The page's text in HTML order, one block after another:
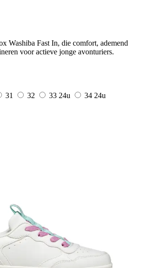
Washiba Fast In, die comfort, ademend
voor actieve jonge avonturiers.
31 32 33 24u 34 24u